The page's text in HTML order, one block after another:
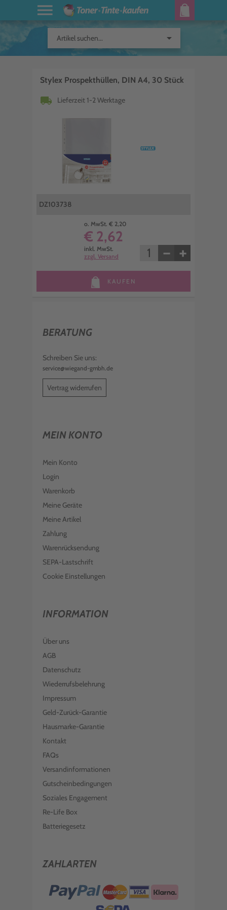
Artikel suchen... arrow_drop_down
Stylex Prospekthüllen, DIN A4, 30 Stück
local_shipping Lieferzeit 1-2 Werktage
DZ103738
o. MwSt. € 2,20
€ 2,62
inkl. MwSt.
zzgl. Versand
− +
KAUFEN
BERATUNG
Schreiben Sie uns:
service@wiegand-gmbh.de
Vertrag widerrufen
MEIN KONTO
Mein Konto
Login
Warenkorb
Meine Geräte
Meine Artikel
Zahlung
Warenrücksendung
SEPA-Lastschrift
Cookie Einstellungen
INFORMATION
Über uns
AGB
Datenschutz
Wiederrufsbelehrung
Impressum
Geld-Zurück-Garantie
Hausmarke-Garantie
Kontakt
FAQs
Versandinformationen
Gutscheinbedingungen
Soziales Engagement
Re-Life Box
Batteriegesetz
ZAHLARTEN